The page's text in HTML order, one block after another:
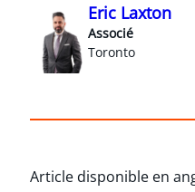
Eric Laxton
Associé
Toronto
Article disponible en